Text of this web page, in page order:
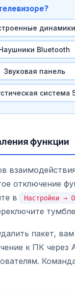
динамики
Bluetooth
Звуковая панель
система
функции
отключение
в
Настройки →
пакет,
к ПК через